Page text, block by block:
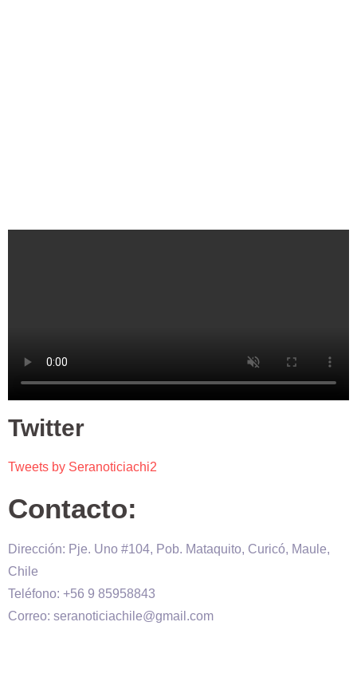
Twitter
Tweets by Seranoticiachi2
Contacto:
Dirección: Pje. Uno #104, Pob. Mataquito, Curicó, Maule,
Chile
Teléfono: +56 9 85958843
Correo: seranoticiachile@gmail.com